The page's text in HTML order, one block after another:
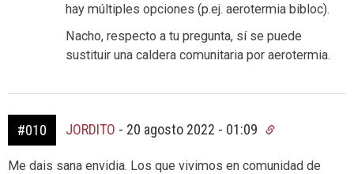
hay múltiples opciones (p.ej. aerotermia bibloc).
Nacho, respecto a tu pregunta, sí se puede
sustituir una caldera comunitaria por aerotermia.
#010 JORDITO - 20 agosto 2022 - 01:09
Me dais sana envidia. Los que vivimos en comunidad de